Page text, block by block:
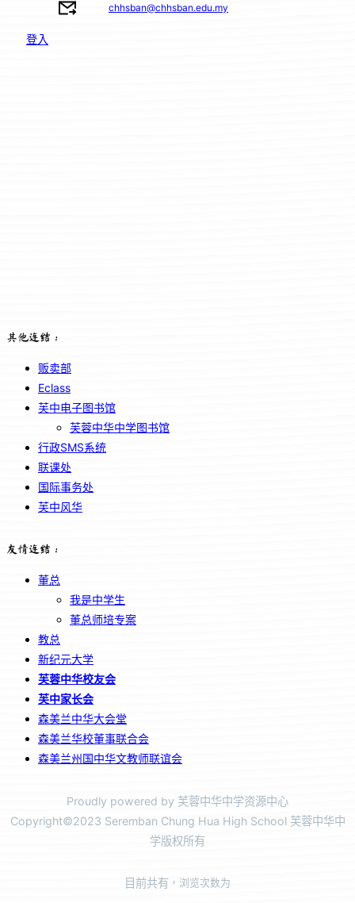
chhsban@chhsban.edu.my
登入
其他连结：
贩卖部
Eclass
芙中电子图书馆
芙蓉中华中学图书馆
行政SMS系统
联课处
国际事务处
芙中风华
友情连结：
董总
我是中学生
董总师培专案
教总
新纪元大学
芙蓉中华校友会
芙中家长会
森美兰中华大会堂
森美兰华校董事联合会
森美兰州国中华文教师联谊会
Proudly powered by 芙蓉中华中学资源中心
Copyright©2023 Seremban Chung Hua High School 芙蓉中华中
学版权所有
目前共有 ，浏览次数为